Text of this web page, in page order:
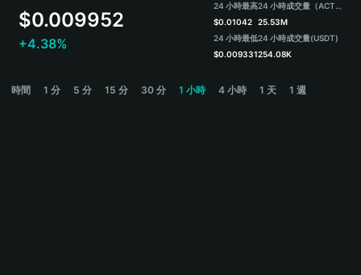
हिन्दी
Español (Argentina)
$0.009952
+4.38%
24 小時最高
$0.01042
24 小時最低
$0.009331
24 小時成交量（ACT）
25.53M
24 小時成交量(USDT)
254.08K
時間 1 分 5 分 15 分 30 分 1 小時 4 小時 1 天 1 週